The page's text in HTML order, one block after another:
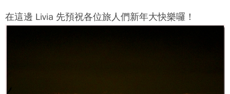
在這邊 Livia 先預祝各位旅人們新年大快樂囉！